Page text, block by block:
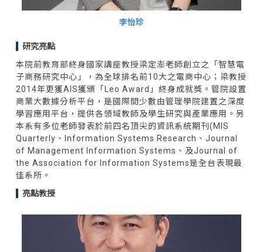
李怡珍
研究亮點
本院前教育部終身國家講座教授梁定澎老師創立之「智慧電
子商務研究中心」，為全球排名前10大之電商中心；梁教授
2014年更獲AIS獲頒「Leo Award」終身成就獎。管院設置
商業大數據分析平台，是國際間少數由管理學院建置之深度
學習應用平台，提供各領域教師及學生研究與產業應用。另
本系有多位老師發表於前四名頂尖的資訊系統期刊(MIS
Quarterly、Information Systems Research、Journal
of Management Information Systems、及Journal of
the Association for Information Systems是全台表現最
佳系所。
亮點教授